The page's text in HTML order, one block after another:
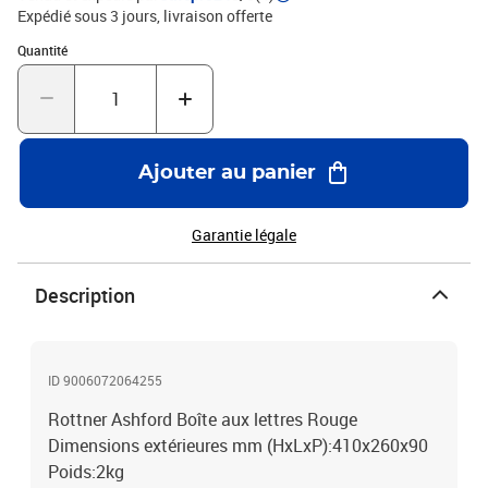
Expédié sous 3 jours livraison offerte
Quantité
Quantité : 1
Ajouter au panier
Garantie légale
Description
ID 9006072064255
Rottner Ashford Boîte aux lettres Rouge
Dimensions extérieures mm (HxLxP):410x260x90
Poids:2kg